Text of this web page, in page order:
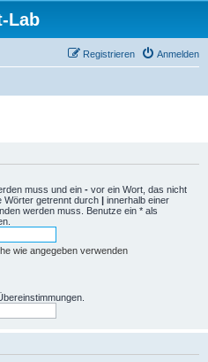
Lab
Anmelden
Registrieren
muss und ein - vor ein Wort, das nicht
Wörter getrennt durch | innerhalb einer
werden muss. Benutze ein * als
wie angegeben verwenden